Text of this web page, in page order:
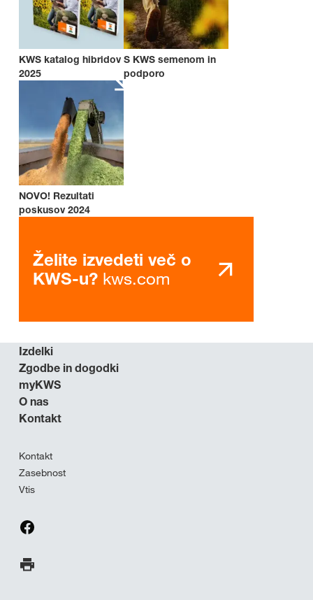
KWS katalog hibridov
2025
S KWS semenom in
podporo
NOVO! Rezultati
poskusov 2024
Želite izvedeti več o
KWS-u? kws.com
Izdelki
Zgodbe in dogodki
myKWS
O nas
Kontakt
Kontakt
Zasebnost
Vtis
Natisni stran